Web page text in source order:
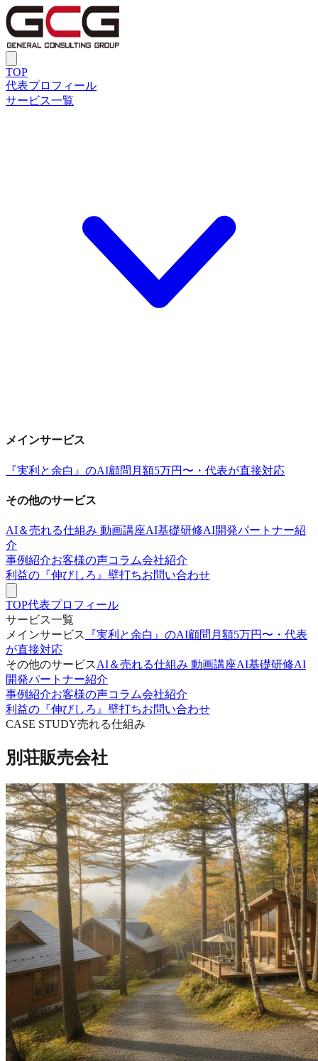
TOP
代表プロフィール
サービス一覧
メインサービス
『実利と余白』のAI顧問 月額5万円〜・代表が直接対応
その他のサービス
AI＆売れる仕組み 動画講座AI基礎研修AI開発パートナー紹
介
事例紹介お客様の声コラム会社紹介
利益の『伸びしろ』壁打ちお問い合わせ
TOP代表プロフィール
サービス一覧
メインサービス
『実利と余白』のAI顧問 月額5万円〜・代表
が直接対応
その他のサービスAI＆売れる仕組み 動画講座AI基礎研修AI
開発パートナー紹介
事例紹介お客様の声コラム会社紹介
利益の『伸びしろ』壁打ちお問い合わせ
CASE STUDY売れる仕組み
別荘販売会社